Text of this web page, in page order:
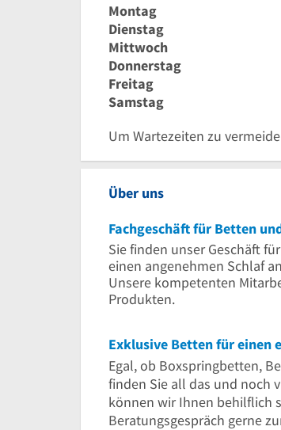
Montag
Dienstag
Mittwoch
Donnerstag
Freitag
Samstag
Um Wartezeiten zu
Über uns
Fachgeschäft für Betten
Sie finden unser Geschäft
einen angenehmen Schlaf
Unsere kompetenten
Produkten.
Exklusive Betten für einen
Egal, ob Boxspringbetten,
finden Sie all das und noch
können wir Ihnen behilflich
Beratungsgespräch gerne